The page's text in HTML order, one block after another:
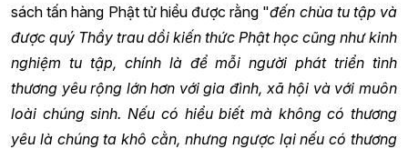
sách tấn hàng Phật tử hiểu được rằng "đến chùa tu tập và
được quý Thầy trau dồi kiến thức Phật học cũng như kinh
nghiệm tu tập, chính là để mỗi người phát triển tình
thương yêu rộng lớn hơn với gia đình, xã hội và với muôn
loài chúng sinh.Nếu có hiểu biết mà không có thương
yêu là chúng ta khô cằn, nhưng ngược lại nếu có thương